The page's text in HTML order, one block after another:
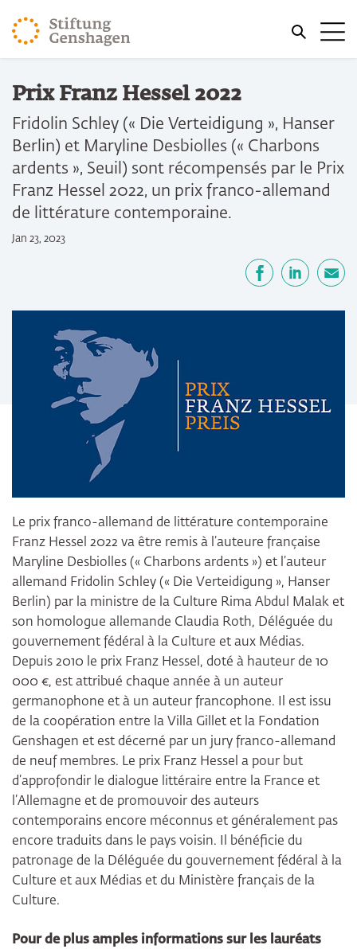
REVENIR AU CONTENU PRINCIPAL
REVENIR À LA RECHERCHE
Vous êtes ici:
Accueil
Prix Franz Hessel 2022
Fridolin Schley (« Die Verteidigung », Hanser
Berlin) et Maryline Desbiolles (« Charbons
ardents », Seuil) sont récompensés par le Prix
Franz Hessel 2022, un prix franco-allemand
de littérature contemporaine.
Jan 23, 2023
Le prix franco-allemand de littérature contemporaine
Franz Hessel 2022 va être remis à l’auteure française
Maryline Desbiolles (« Charbons ardents ») et l’auteur
allemand Fridolin Schley (« Die Verteidigung », Hanser
Berlin) par la ministre de la Culture Rima Abdul Malak et
son homologue allemande Claudia Roth, Déléguée du
gouvernement fédéral à la Culture et aux Médias.
Depuis 2010 le prix Franz Hessel, doté à hauteur de 10
000 €, est attribué chaque année à un auteur
germanophone et à un auteur francophone. Il est issu
de la coopération entre la Villa Gillet et la Fondation
Genshagen et est décerné par un jury franco-allemand
de neuf membres. Le prix Franz Hessel a pour but
d’approfondir le dialogue littéraire entre la France et
l’Allemagne et de promouvoir des auteurs
contemporains encore méconnus et généralement pas
encore traduits dans le pays voisin. Il bénéficie du
patronage de la Déléguée du gouvernement fédéral à la
Culture et aux Médias et du Ministère français de la
Culture.
Pour de plus amples informations sur les lauréats